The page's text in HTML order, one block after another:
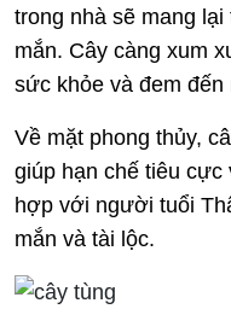
trong nhà sẽ mang
mắn. Cây càng xum
sức khỏe và đem đến
Về mặt phong thủy,
giúp hạn chế tiêu
hợp với người tuổi
mắn và tài lộc.